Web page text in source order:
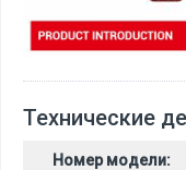
Технические
Номер модели: